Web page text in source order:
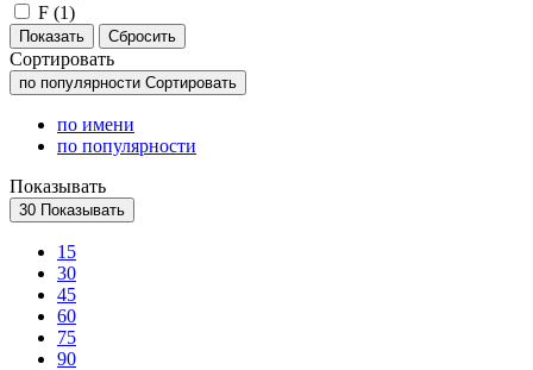
F (1)
Сортировать
по популярности Сортировать
по имени
по популярности
Показывать
30 Показывать
15
30
45
60
75
90